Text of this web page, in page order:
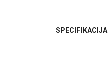
SPECIFIKACIJA